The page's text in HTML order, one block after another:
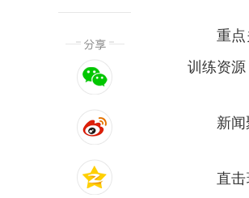
重
训练资源
新
直